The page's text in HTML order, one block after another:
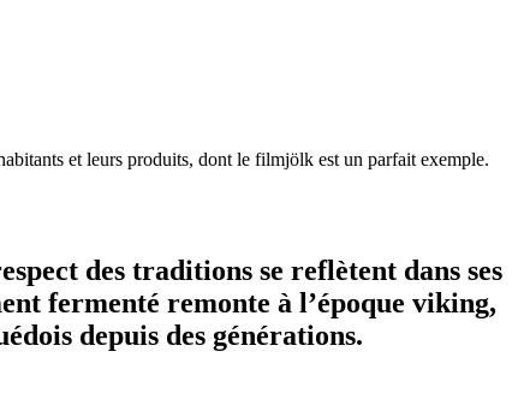
et leurs produits, dont le filmjölk est un parfait exemple.
des traditions se reflètent dans ses
fermenté remonte à l’époque viking,
depuis des générations.